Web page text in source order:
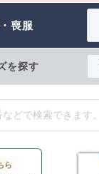
喪服
を探す
ら